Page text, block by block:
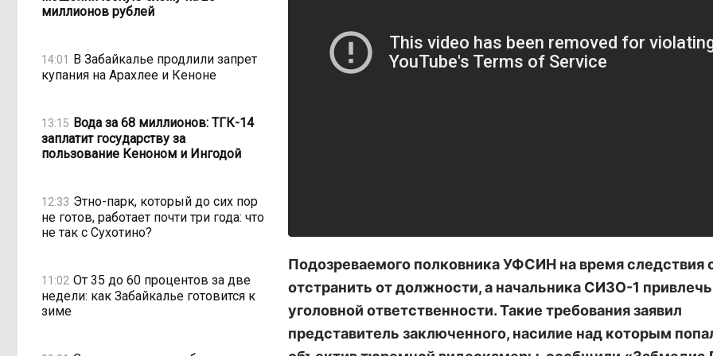
миллионов рублей
14:01 В Забайкалье продлили запрет
купания на Арахлее и Кеноне
13:15 Вода за 68 миллионов: ТГК-14
заплатит государству за
пользование Кеноном и Ингодой
12:33 Этно-парк, который до сих пор
не готов, работает почти три года: что
не так с Сухотино?
11:02 От 35 до 60 процентов за две
недели: как Забайкалье готовится к
зиме
Подозреваемого полковника УФСИН на время следствия
отстранить от должности, а начальника СИЗО-1
уголовной ответственности. Такие требования заявил
представитель заключенного, насилие над которым